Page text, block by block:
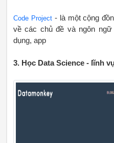
Code Project- là một cộng
về các chủ đề và ngôn
dụng, app
3. Học Data Science - lĩnh